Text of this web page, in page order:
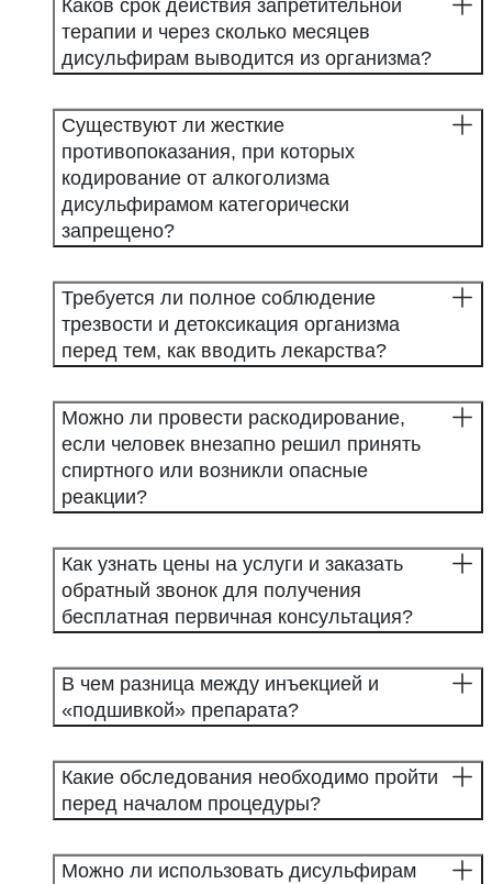
Каков срок действия запретительной
терапии и через сколько месяцев
дисульфирам выводится из организма?
Существуют ли жесткие
противопоказания, при которых
кодирование от алкоголизма
дисульфирамом категорически
запрещено?
Требуется ли полное соблюдение
трезвости и детоксикация организма
перед тем, как вводить лекарства?
Можно ли провести раскодирование,
если человек внезапно решил принять
спиртного или возникли опасные
реакции?
Как узнать цены на услуги и заказать
обратный звонок для получения
бесплатная первичная консультация?
В чем разница между инъекцией и
«подшивкой» препарата?
Какие обследования необходимо пройти
перед началом процедуры?
Можно ли использовать дисульфирам